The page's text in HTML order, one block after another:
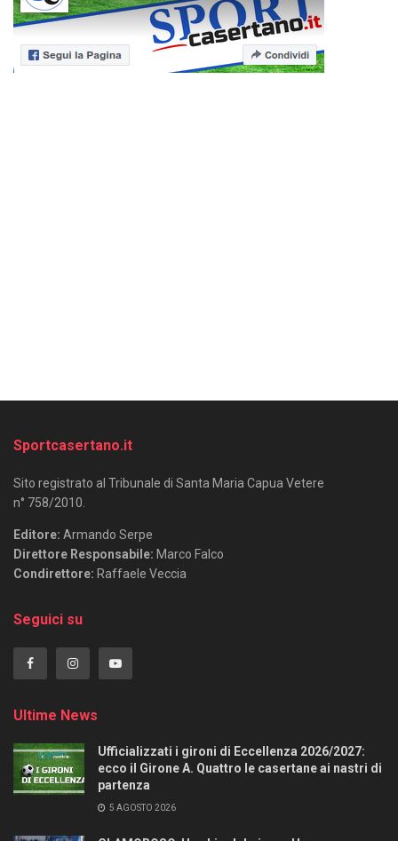
Sportcasertano.it
Sito registrato al Tribunale di Santa Maria Capua Vetere
n° 758/2010.
Editore: Armando Serpe
Direttore Responsabile: Marco Falco
Condirettore: Raffaele Veccia
Seguici su
Ultime News
Ufficializzati i gironi di Eccellenza 2026/2027:
ecco il Girone A. Quattro le casertane ai nastri di
partenza
5 AGOSTO 2026